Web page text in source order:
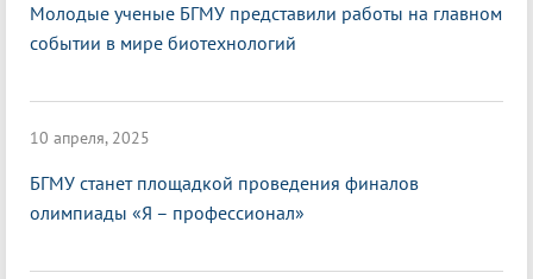
Молодые ученые БГМУ представили работы на главном
событии в мире биотехнологий
10 апреля, 2025
БГМУ станет площадкой проведения финалов
олимпиады «Я – профессионал»